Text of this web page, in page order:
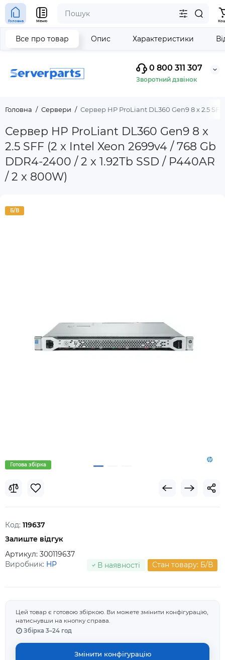
0 800 311 307
Зворотний дзвінок
Головна Меню
Головна Сервери Сервер HP ProLiant DL360 Gen9 8 x 2.5
Сервер HP ProLiant DL360 Gen9 8 x
2.5 SFF (2 x Intel Xeon 2699v4 / 768 Gb
DDR4-2400 / 2 x 1.92Tb SSD / P440AR
/ 2 x 800W)
Все про товар Опис Характеристики
Б/В
Готова збірка
Код: 119637
Залиште відгук
Артикул: 300119637
Виробник: HP В наявності Стан товару: Б/В
Цей товар є готовою збіркою. Ви можете змінити конфігурацію,
натиснувши на кнопку справа.
Збірка 3–24 год
Змінити конфігурацію